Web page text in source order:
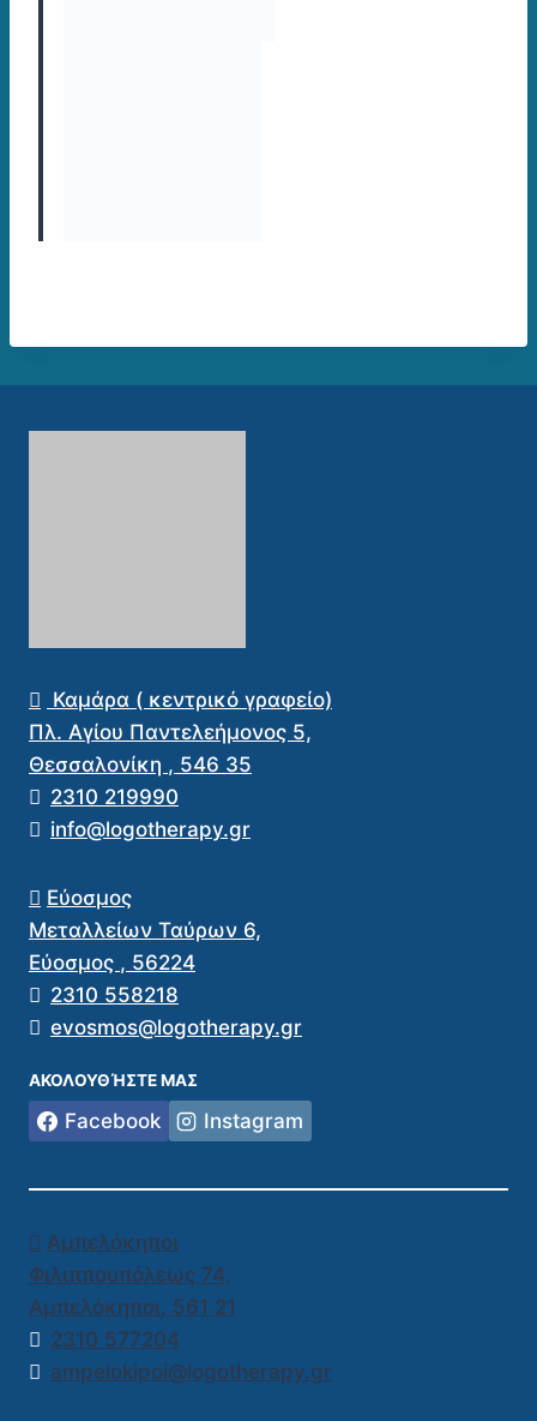
Καμάρα ( κεντρικό γραφείο)
Πλ. Αγίου Παντελεήμονος 5,
Θεσσαλονίκη , 546 35
2310 219990
info@logotherapy.gr
Εύοσμος
Μεταλλείων Ταύρων 6,
Εύοσμος , 56224
2310 558218
evosmos@logotherapy.gr
ΑΚΟΛΟΥΘΉΣΤΕ ΜΑΣ
Facebook Instagram
Αμπελόκηποι
Φιλιππουπόλεως 74,
Αμπελόκηποι, 561 21
2310 577204
ampelokipoi@logotherapy.gr